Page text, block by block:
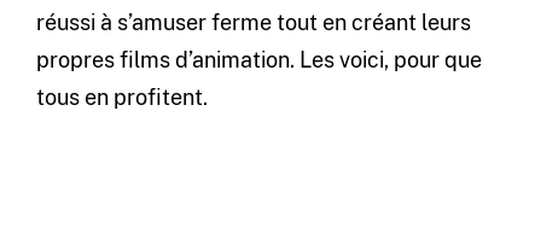
réussi à s’amuser ferme tout en créant leurs
propres films d’animation. Les voici, pour que
tous en profitent.